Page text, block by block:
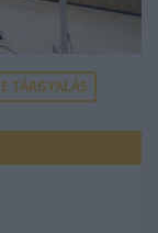
TÁRGYALÁS